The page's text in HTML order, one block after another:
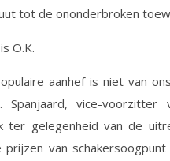
tot de ononderbroken
O.K.
aanhef is niet van
Spanjaard, vice-voorzitter
ter gelegenheid van de
prijzen van